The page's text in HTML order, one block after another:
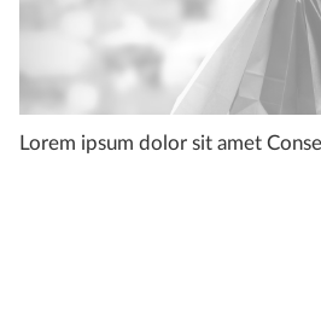
Lorem ipsum dolor sit amet